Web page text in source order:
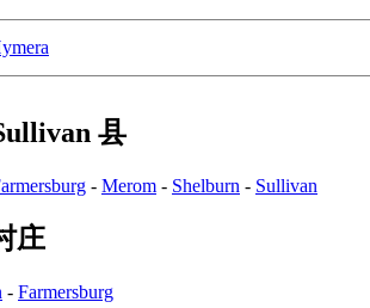
县
- Merom - Shelburn - Sullivan
庄
- Farmersburg